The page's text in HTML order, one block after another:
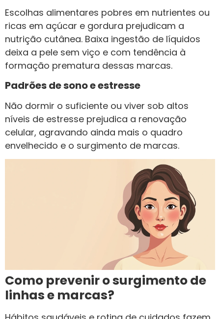
Escolhas alimentares pobres em nutrientes ou
ricas em açúcar e gordura prejudicam a
nutrição cutânea. Baixa ingestão de líquidos
deixa a pele sem viço e com tendência à
formação prematura dessas marcas.
Padrões de sono e estresse
Não dormir o suficiente ou viver sob altos
níveis de estresse prejudica a renovação
celular, agravando ainda mais o quadro
envelhecido e o surgimento de marcas.
Como prevenir o surgimento de
linhas e marcas?